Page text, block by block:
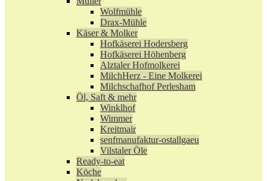
Wolfmühle
Drax-Mühle
Käser & Molker
Hofkäserei Hodersberg
Hofkäserei Höhenberg
Alztaler Hofmolkerei
MilchHerz - Eine Molkerei
Milchschafhof Perlesham
Öl, Saft & mehr
Winklhof
Wimmer
Kreitmair
senfmanufaktur-ostallgaeu
Vilstaler Öle
Ready-to-eat
Köche